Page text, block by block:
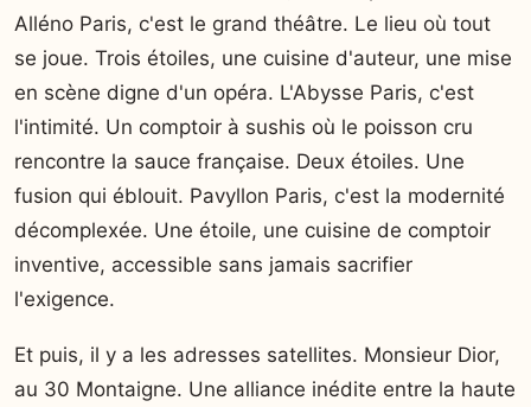
Alléno Paris, c'est le grand théâtre. Le lieu où tout
se joue. Trois étoiles, une cuisine d'auteur, une mise
en scène digne d'un opéra. L'Abysse Paris, c'est
l'intimité. Un comptoir à sushis où le poisson cru
rencontre la sauce française. Deux étoiles. Une
fusion qui éblouit. Pavyllon Paris, c'est la modernité
décomplexée. Une étoile, une cuisine de comptoir
inventive, accessible sans jamais sacrifier
l'exigence.
Et puis, il y a les adresses satellites. Monsieur Dior,
au 30 Montaigne. Une alliance inédite entre la haute